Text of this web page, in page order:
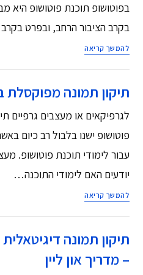
בפוטושופ תוכנת פוטושופ היא
בקרב הציבור הרחב, ובפרט
להמשך קריאה
תיקון תמונה מפוקסלת
לגרפיקאים או מעצבים גרפיים
פוטושופ ישנו בלבול רב כיום
עבור לימודי תוכנת פוטושופ.
יודעים האם לימודי התוכנה…
להמשך קריאה
תיקון תמונה
– מדריך און ליין